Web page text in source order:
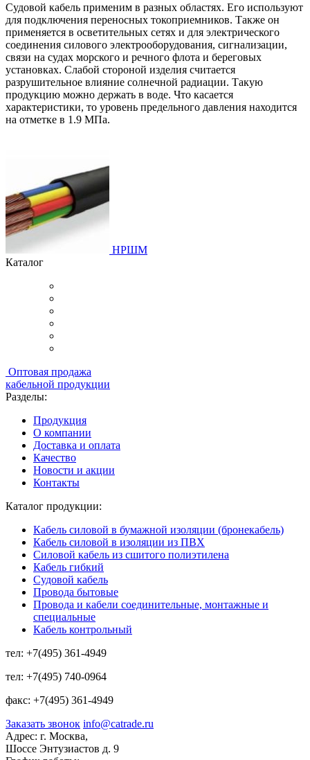
Судовой кабель применим в разных областях. Его используют
для подключения переносных токоприемников. Также он
применяется в осветительных сетях и для электрического
соединения силового электрооборудования, сигнализации,
связи на судах морского и речного флота и береговых
установках. Слабой стороной изделия считается
разрушительное влияние солнечной радиации. Такую
продукцию можно держать в воде. Что касается
характеристики, то уровень предельного давления находится
на отметке в 1.9 МПа.
НРШМ
Каталог
Оптовая продажа
кабельной продукции
Разделы:
Продукция
О компании
Доставка и оплата
Качество
Новости и акции
Контакты
Каталог продукции:
Кабель силовой в бумажной изоляции (бронекабель)
Кабель силовой в изоляции из ПВХ
Силовой кабель из сшитого полиэтилена
Кабель гибкий
Судовой кабель
Провода бытовые
Провода и кабели соединительные, монтажные и
специальные
Кабель контрольный
тел: +7(495) 361-4949
тел: +7(495) 740-0964
факс: +7(495) 361-4949
Заказать звонок info@catrade.ru
Адрес: г. Москва,
Шоссе Энтузиастов д. 9